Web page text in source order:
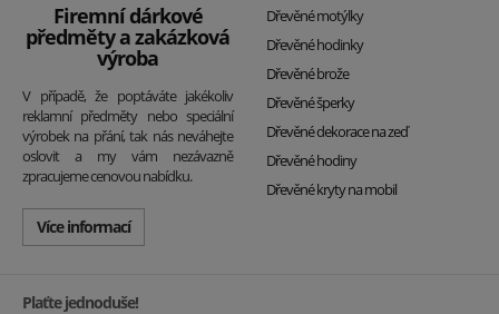
Firemní dárkové
předměty a zakázková
výroba
V případě, že poptáváte jakékoliv
reklamní předměty nebo speciální
výrobek na přání, tak nás neváhejte
oslovit a my vám nezávazně
zpracujeme cenovou nabídku.
Více informací
Dřevěné motýlky
Dřevěné hodinky
Dřevěné brože
Dřevěné šperky
Dřevěné dekorace na zeď
Dřevěné hodiny
Dřevěné kryty na mobil
Plaťte jednoduše!